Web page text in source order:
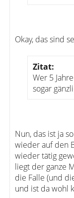
Okay, das sind
Zitat:
Wer 5
sogar
Nun, das ist ja
wieder auf den
wieder tätig
liegt der ganze
die Falle (und
und ist da wohl